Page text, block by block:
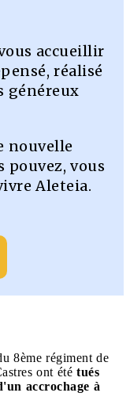
accueillir
réalisé
généreux
nouvelle
pouvez, vous
Aleteia.
8ème régiment de
ont été tués
accrochage à